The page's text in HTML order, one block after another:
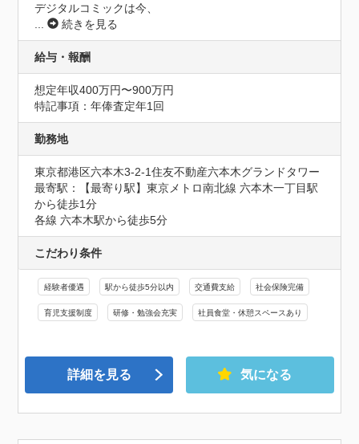
デジタルコミックは今、
...
続きを見る
給与・報酬
想定年収400万円〜900万円
特記事項：年俸査定年1回
勤務地
東京都港区六本木3-2-1住友不動産六本木グランドタワー
最寄駅：【最寄り駅】東京メトロ南北線 六本木一丁目駅
から徒歩1分
各線 六本木駅から徒歩5分
こだわり条件
経験者優遇 駅から徒歩5分以内 交通費支給 社会保険完備
育児支援制度 研修・勉強会充実 社員食堂・休憩スペースあり
詳細を見る 気になる